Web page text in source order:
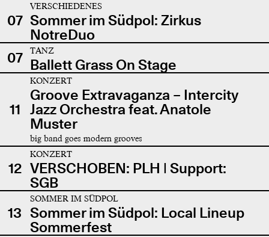
07
VERSCHIEDENES
Sommer im Südpol: Zirkus
NotreDuo
07
TANZ
Ballett Grass On Stage
11
KONZERT
Groove Extravaganza – Intercity
Jazz Orchestra feat. Anatole
Muster
big band goes modern grooves
12
KONZERT
VERSCHOBEN: PLH | Support:
SGB
13
SOMMER IM SÜDPOL
Sommer im Südpol: Local Lineup
Sommerfest